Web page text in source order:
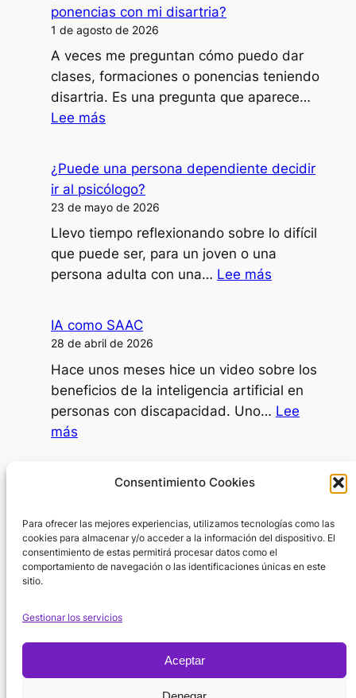
Consentimiento Cookies
Para ofrecer las mejores experiencias, utilizamos tecnologías como las
cookies para almacenar y/o acceder a la información del dispositivo. El
consentimiento de estas permitirá procesar datos como el
comportamiento de navegación o las identificaciones únicas en este
sitio.
Gestionar los servicios
Aceptar
ponencias con mi disartria?
1 de agosto de 2026
A veces me preguntan cómo puedo dar
clases, formaciones o ponencias teniendo
disartria. Es una pregunta que aparece…
Lee más
clases,
formaciones
ponencias
con
mi
¿Puede una persona dependiente decidir
ir al psicólogo?
23 de mayo de 2026
Llevo tiempo reflexionando sobre lo difícil
que puede ser, para un joven o una
persona adulta con una… Lee más
decidir
ir
al
IA como SAAC
28 de abril de 2026
Hace unos meses hice un video sobre los
beneficios de la inteligencia artificial en
personas con discapacidad. Uno… Lee
más
Día Internacional de la Mujer
En el Día Internacional de la Mujer surge
una pregunta inevitable: ¿por dónde
empezar cuando hablamos de la…Lee
Política de